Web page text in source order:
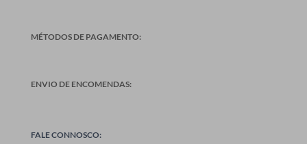
MÉTODOS DE PAGAMENTO:
ENVIO DE ENCOMENDAS:
FALE CONNOSCO: